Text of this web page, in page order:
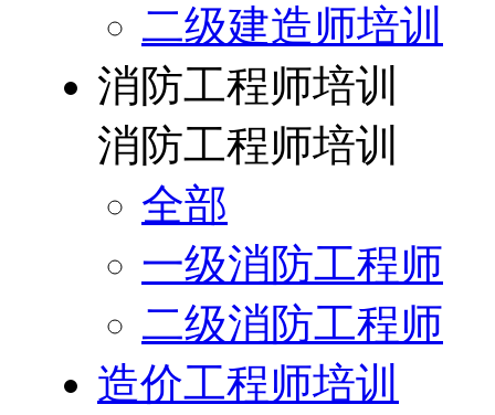
二级建造师培训
消防工程师培训
消防工程师培训
全部
一级消防工程师
二级消防工程师
造价工程师培训